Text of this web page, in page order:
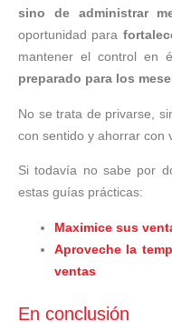
sino de administrar
oportunidad para
mantener el control en
preparado para los
No se trata de privarse,
con sentido y ahorrar con
Si todavía no sabe por
estas guías prácticas:
Maximice sus
Aproveche la
ventas
En conclusión